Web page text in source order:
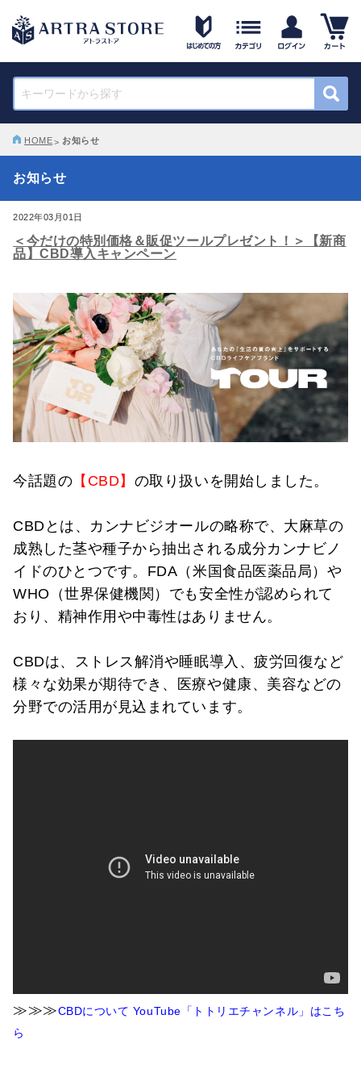
HOME お知らせ
お知らせ
2022年03月01日
＜今だけの特別価格＆販促ツールプレゼント！＞【新商
品】CBD導入キャンペーン
今話題の 【CBD】 の取り扱いを開始しました。
CBDとは、カンナビジオールの略称で、大麻草の
成熟した茎や種子から抽出される成分カンナビノ
イドのひとつです。FDA（米国食品医薬品局）や
WHO（世界保健機関）でも安全性が認められて
おり、精神作用や中毒性はありません。
CBDは、 ストレス解消や睡眠導入、疲労回復など
様々な効果が期待でき、医療や健康、美容などの
分野での活用が見込まれています。
≫≫≫CBDについて YouTube「トトリエチャンネル」はこち
ら